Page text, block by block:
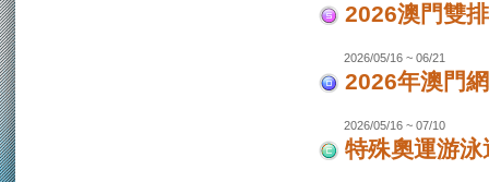
2026澳門雙
2026/05/16 ~ 06/21
2026年澳門
2026/05/16 ~ 07/10
特殊奧運游